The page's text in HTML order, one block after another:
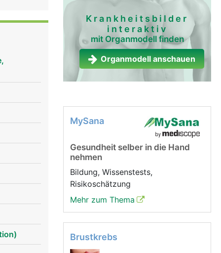
Krankheitsbilder
interaktiv
mit Organmodell finden
Organmodell anschauen
MySana
Gesundheit selber in die Hand
nehmen
Bildung, Wissenstests,
Risikoschätzung
Mehr zum Thema
Brustkrebs